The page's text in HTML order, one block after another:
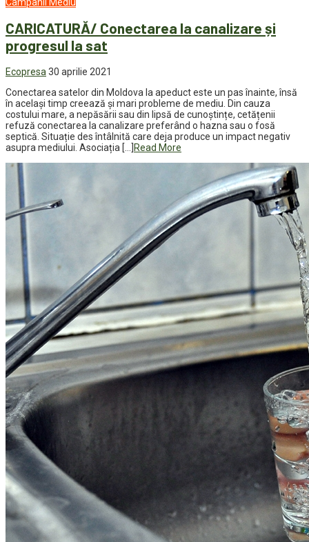
CARICATURĂ/ Conectarea la canalizare și
progresul la sat
Ecopresa 30 aprilie 2021
Conectarea satelor din Moldova la apeduct este un pas înainte, însă
în același timp creează și mari probleme de mediu. Din cauza
costului mare, a nepăsării sau din lipsă de cunoștințe, cetățenii
refuză conectarea la canalizare preferând o hazna sau o fosă
septică. Situație des întâlnită care deja produce un impact negativ
asupra mediului. Asociația […]
Read More